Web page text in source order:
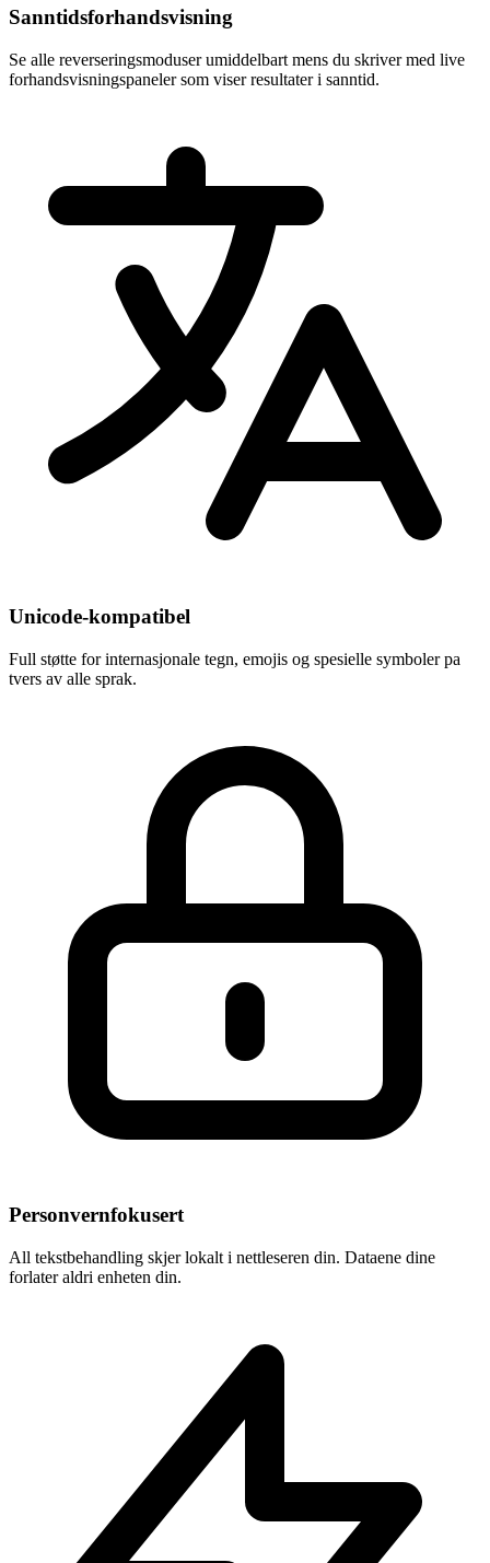
Sanntidsforhandsvisning
Se alle reverseringsmoduser umiddelbart mens du skriver med live
forhandsvisningspaneler som viser resultater i sanntid.
Unicode-kompatibel
Full støtte for internasjonale tegn, emojis og spesielle symboler pa
tvers av alle sprak.
Personvernfokusert
All tekstbehandling skjer lokalt i nettleseren din. Dataene dine
forlater aldri enheten din.